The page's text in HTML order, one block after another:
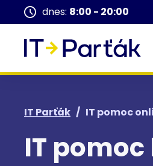
dnes: 8:00 - 20:00
IT Parťák / IT pomoc
IT pomoc